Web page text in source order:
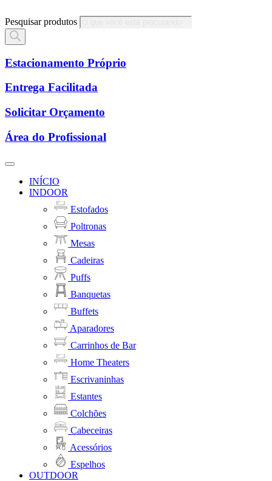
Pesquisar produtos
Estacionamento Próprio
Entrega Facilitada
Solicitar Orçamento
Área do Profissional
INÍCIO
INDOOR
Estofados
Poltronas
Mesas
Cadeiras
Puffs
Banquetas
Buffets
Aparadores
Carrinhos de Bar
Home Theaters
Escrivaninhas
Estantes
Colchões
Cabeceiras
Acessórios
Espelhos
OUTDOOR